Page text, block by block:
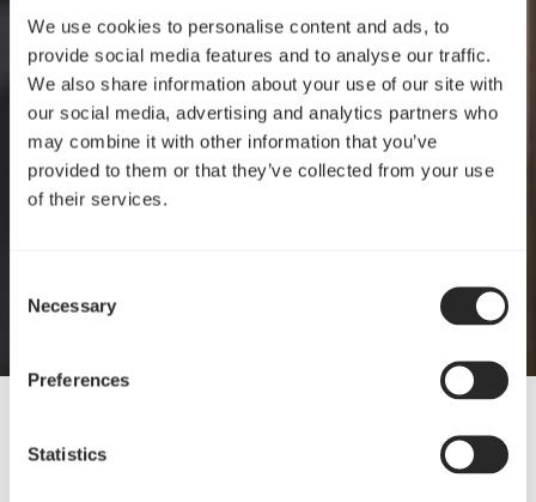
We use cookies to personalise content and ads, to
provide social media features and to analyse our traffic.
We also share information about your use of our site with
our social media, advertising and analytics partners who
may combine it with other information that you’ve
provided to them or that they’ve collected from your use
of their services.
Selection
Necessary
Preferences
Statistics
认识 North XL RC